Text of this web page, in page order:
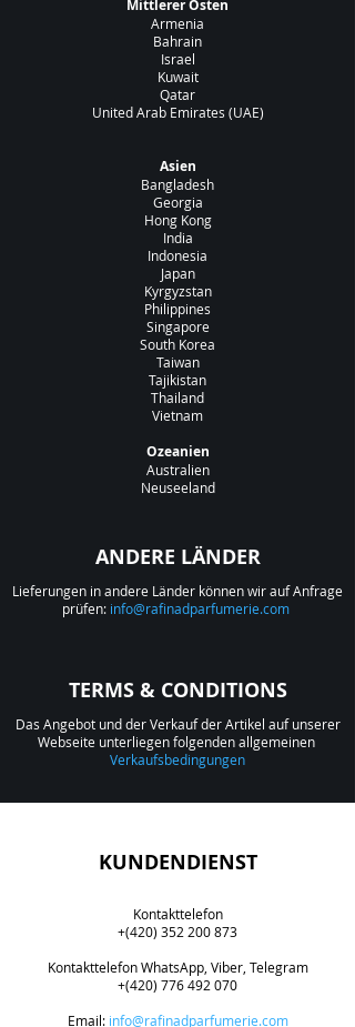
Mittlerer Osten
​Armenia
Bahrain
Israel
​Kuwait
​Qatar
United Arab Emirates (UAE)
​​Asien
Bangladesh
Georgia
Hong Kong
India
Indonesia
Japan
Kyrgyzstan
Philippines
Singapore
South Korea
Taiwan
Tajikistan
Thailand
Vietnam
Ozeanien
Australien
Neuseeland
ANDERE LÄNDER
Lieferungen in andere Länder können wir auf Anfrage
prüfen: info@rafinadparfumerie.com
TERMS & CONDITIONS
Das Angebot und der Verkauf der Artikel auf unserer
Webseite unterliegen folgenden allgemeinen
Verkaufsbedingungen
KUNDENDIENST
Kontakttelefon
+(420) 352 200 873
​Kontakttelefon WhatsApp, Viber, Telegram
+(420) 776 492 070
​​Email: info@rafinadparfumerie.com